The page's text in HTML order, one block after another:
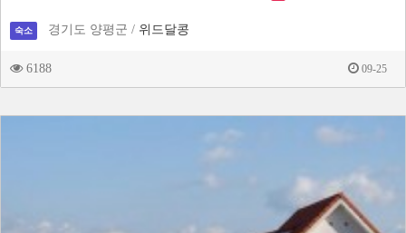
숙소 경기도 양평군 / 위드달콩
6188 09-25